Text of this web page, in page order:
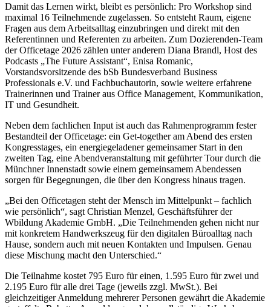
Damit das Lernen wirkt, bleibt es persönlich: Pro Workshop sind
maximal 16 Teilnehmende zugelassen. So entsteht Raum, eigene
Fragen aus dem Arbeitsalltag einzubringen und direkt mit den
Referentinnen und Referenten zu arbeiten. Zum Dozierenden-Team
der Officetage 2026 zählen unter anderem Diana Brandl, Host des
Podcasts „The Future Assistant“, Enisa Romanic,
Vorstandsvorsitzende des bSb Bundesverband Business
Professionals e.V. und Fachbuchautorin, sowie weitere erfahrene
Trainerinnen und Trainer aus Office Management, Kommunikation,
IT und Gesundheit.
Neben dem fachlichen Input ist auch das Rahmenprogramm fester
Bestandteil der Officetage: ein Get-together am Abend des ersten
Kongresstages, ein energiegeladener gemeinsamer Start in den
zweiten Tag, eine Abendveranstaltung mit geführter Tour durch die
Münchner Innenstadt sowie einem gemeinsamem Abendessen
sorgen für Begegnungen, die über den Kongress hinaus tragen.
„Bei den Officetagen steht der Mensch im Mittelpunkt – fachlich
wie persönlich“, sagt Christian Menzel, Geschäftsführer der
Wbildung Akademie GmbH. „Die Teilnehmenden gehen nicht nur
mit konkretem Handwerkszeug für den digitalen Büroalltag nach
Hause, sondern auch mit neuen Kontakten und Impulsen. Genau
diese Mischung macht den Unterschied.“
Die Teilnahme kostet 795 Euro für einen, 1.595 Euro für zwei und
2.195 Euro für alle drei Tage (jeweils zzgl. MwSt.). Bei
gleichzeitiger Anmeldung mehrerer Personen gewährt die Akademie